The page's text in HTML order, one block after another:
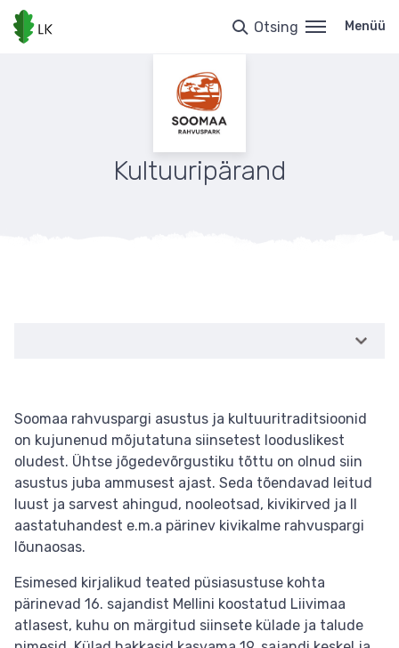
Liigu
edasi
põhisisu
Otsing Menüü
Kultuuripärand
Soomaa rahvuspargi asustus ja kultuuritraditsioonid
on kujunenud mõjutatuna siinsetest looduslikest
oludest. Ühtse jõgedevõrgustiku tõttu on olnud siin
asustus juba ammusest ajast. Seda tõendavad leitud
luust ja sarvest ahingud, nooleotsad, kivikirved ja II
aastatuhandest e.m.a pärinev kivikalme rahvuspargi
lõunaosas.
Esimesed kirjalikud teated püsiasustuse kohta
pärinevad 16. sajandist Mellini koostatud Liivimaa
atlasest, kuhu on märgitud siinsete külade ja talude